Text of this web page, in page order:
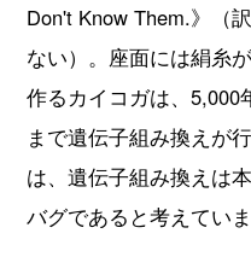
Don't Know Them.》（
ない）。座面には絹糸
作るカイコガは、5,000
まで遺伝子組み換えが
は、遺伝子組み換えは
バグであると考えていま